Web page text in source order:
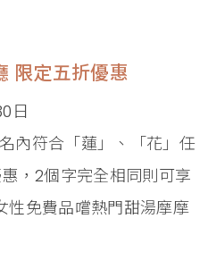
限定五折優惠
日
內符合「蓮」、「花」任
，2個字完全相同則可享
性免費品嚐熱門甜湯摩摩